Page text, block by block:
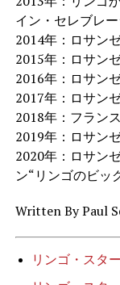
イン・セレブレ
2014年：ロサン
2015年：ロサン
2016年：ロサン
2017年：ロサン
2018年：フラン
2019年：ロサン
2020年：ロサン
ン“リンゴのビッ
Written ByPaul
リンゴ・スタ